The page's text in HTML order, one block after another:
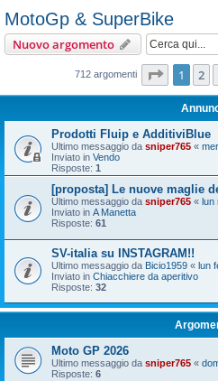
MotoGp & SuperBike
Nuovo argomento
712 argomenti Pagina
1 2
Prodotti Fluip e AdditiviBlue
Ultimo messaggio da sniper765 «
Inviato in Vendo
Risposte: 1
[proposta] Le nuove maglie
Ultimo messaggio da sniper765 « lun
Inviato in A Manetta
Risposte: 61
SV-italia su INSTAGRAM!!
Ultimo messaggio da Bicio1959 « lun
Inviato in Chiacchiere da aperitivo
Risposte: 32
Moto GP 2026
Ultimo messaggio da sniper765 «
Risposte: 6